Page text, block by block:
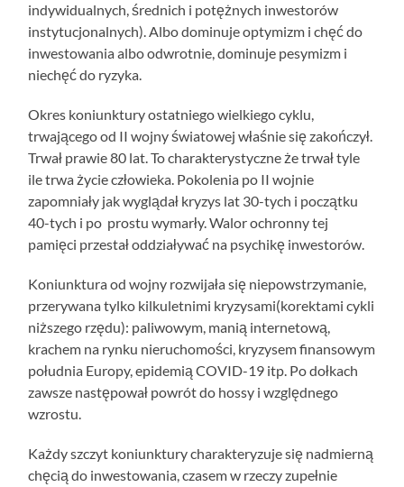
indywidualnych, średnich i potężnych inwestorów
instytucjonalnych). Albo dominuje optymizm i chęć do
inwestowania albo odwrotnie, dominuje pesymizm i
niechęć do ryzyka.
Okres koniunktury ostatniego wielkiego cyklu,
trwającego od II wojny światowej właśnie się zakończył.
Trwał prawie 80 lat. To charakterystyczne że trwał tyle
ile trwa życie człowieka. Pokolenia po II wojnie
zapomniały jak wyglądał kryzys lat 30-tych i początku
40-tych i po prostu wymarły. Walor ochronny tej
pamięci przestał oddziaływać na psychikę inwestorów.
Koniunktura od wojny rozwijała się niepowstrzymanie,
przerywana tylko kilkuletnimi kryzysami(korektami cykli
niższego rzędu): paliwowym, manią internetową,
krachem na rynku nieruchomości, kryzysem finansowym
południa Europy, epidemią COVID-19 itp. Po dołkach
zawsze następował powrót do hossy i względnego
wzrostu.
Każdy szczyt koniunktury charakteryzuje się nadmierną
chęcią do inwestowania, czasem w rzeczy zupełnie